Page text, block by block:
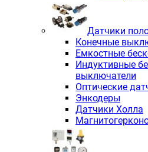
Датчики
Конечные
Емкостные
Индуктивные
выключатели
Оптические
Энкодеры
Датчики Холла